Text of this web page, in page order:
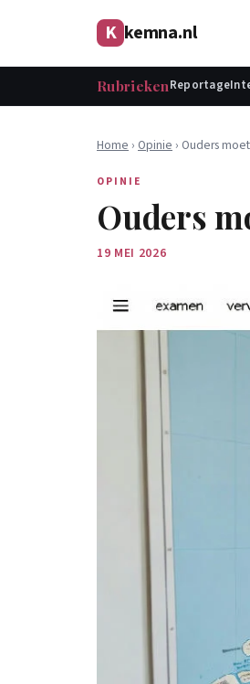
K kemna.nl
RubriekenReportage
Home › Opinie › Ouders
OPINIE
Ouders
19 MEI 2026